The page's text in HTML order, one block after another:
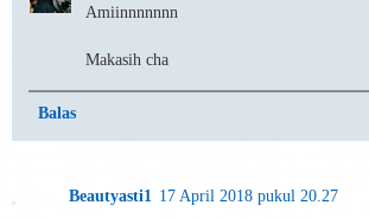
Amiinnnnnnn
Makasih cha
Balas
Beautyasti1 17 April 2018 pukul 20.27